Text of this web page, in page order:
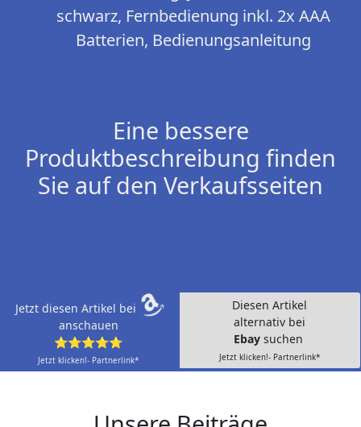
schwarz, Fernbedienung inkl. 2x AAA
Batterien, Bedienungsanleitung
Eine bessere
Produktbeschreibung finden
Sie auf den Verkaufsseiten
Jetzt diesen Artikel bei
anschauen
⭐⭐⭐⭐⭐
Jetzt klicken!- Partnerlink*
Diesen Artikel
alternativ bei
Ebay suchen
Jetzt klicken!- Partnerlink*